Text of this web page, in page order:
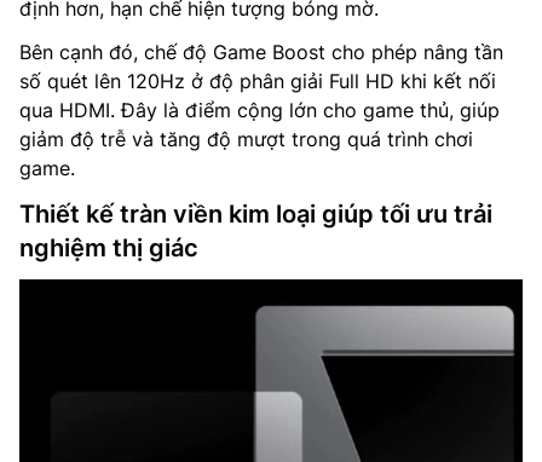
định hơn, hạn chế hiện tượng bóng mờ.
Bên cạnh đó, chế độ Game Boost cho phép nâng tần
số quét lên 120Hz ở độ phân giải Full HD khi kết nối
qua HDMI. Đây là điểm cộng lớn cho game thủ, giúp
giảm độ trễ và tăng độ mượt trong quá trình chơi
game.
Thiết kế tràn viền kim loại giúp tối ưu trải
nghiệm thị giác